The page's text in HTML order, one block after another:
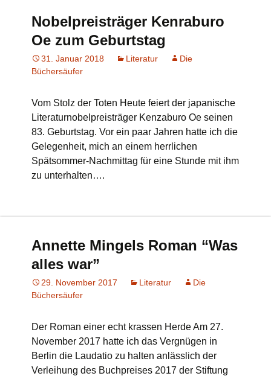
Nobelpreisträger Kenraburo
Oe zum Geburtstag
31. Januar 2018 Literatur
Die
Büchersäufer
Vom Stolz der Toten Heute feiert der japanische
Literaturnobelpreisträger Kenzaburo Oe seinen
83. Geburtstag. Vor ein paar Jahren hatte ich die
Gelegenheit, mich an einem herrlichen
Spätsommer-Nachmittag für eine Stunde mit ihm
zu unterhalten….
Annette Mingels Roman “Was
alles war”
29. November 2017 Literatur
Die
Büchersäufer
Der Roman einer echt krassen Herde Am 27.
November 2017 hatte ich das Vergnügen in
Berlin die Laudatio zu halten anlässlich der
Verleihung des Buchpreises 2017 der Stiftung